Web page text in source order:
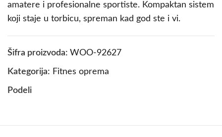
amatere i profesionalne sportiste. Kompaktan sistem
koji staje u torbicu, spreman kad god ste i vi.
Šifra proizvoda: WOO-92627
Kategorija: Fitnes oprema
Podeli